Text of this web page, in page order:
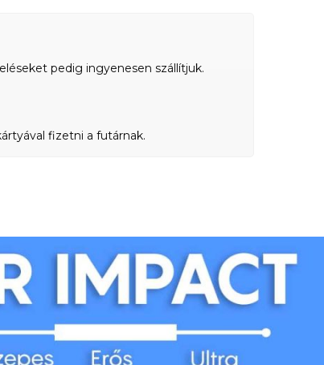
pedig ingyenesen szállítjuk.
fizetni a futárnak.